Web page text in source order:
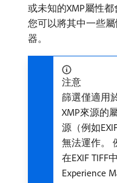
或未知的XMP屬性
您可以將其中一些
器。
注意
篩選僅適用
XMP來源的
源（例如
無法運作。
在EXIF TIFF
Experience